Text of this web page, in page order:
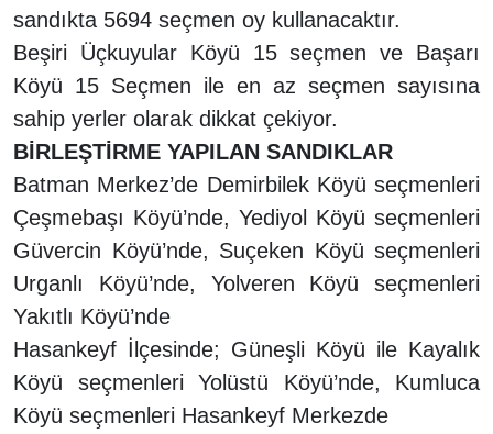
sandıkta 5694 seçmen oy kullanacaktır.
Beşiri Üçkuyular Köyü 15 seçmen ve Başarı
Köyü 15 Seçmen ile en az seçmen sayısına
sahip yerler olarak dikkat çekiyor.
BİRLEŞTİRME YAPILAN SANDIKLAR
Batman Merkez’de Demirbilek Köyü seçmenleri
Çeşmebaşı Köyü’nde, Yediyol Köyü seçmenleri
Güvercin Köyü’nde, Suçeken Köyü seçmenleri
Urganlı Köyü’nde, Yolveren Köyü seçmenleri
Yakıtlı Köyü’nde
Hasankeyf İlçesinde; Güneşli Köyü ile Kayalık
Köyü seçmenleri Yolüstü Köyü’nde, Kumluca
Köyü seçmenleri Hasankeyf Merkezde